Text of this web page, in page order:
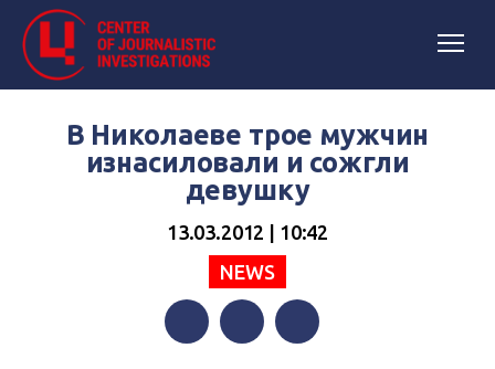
В Николаеве трое мужчин
изнасиловали и сожгли
девушку
13.03.2012 | 10:42
NEWS